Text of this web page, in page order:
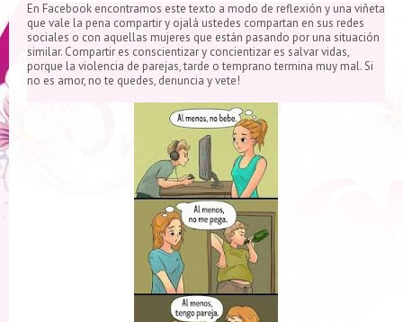
En Facebook encontramos este texto a modo de reflexión y una viñeta
que vale la pena compartir y ojalá ustedes compartan en sus redes
sociales o con aquellas mujeres que están pasando por una situación
similar. Compartir es conscientizar y concientizar es salvar vidas,
porque la violencia de parejas, tarde o temprano termina muy mal. Si
no es amor, no te quedes, denuncia y vete!